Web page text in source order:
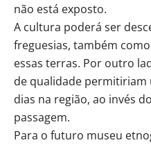
não está exposto.
A cultura poderá ser
freguesias, também
essas terras. Por outro
de qualidade permitiriam
dias na região, ao invés
passagem.
Para o futuro museu